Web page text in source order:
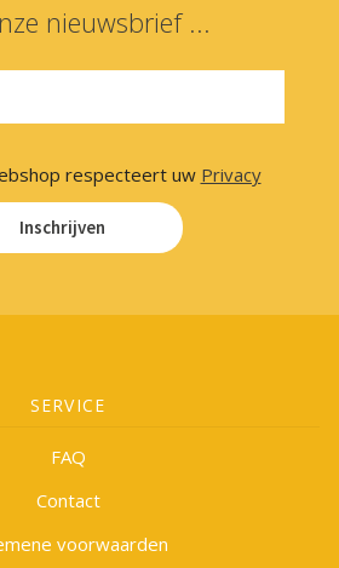
nieuwsbrief ...
respecteert uw Privacy
Inschrijven
SERVICE
FAQ
Contact
voorwaarden